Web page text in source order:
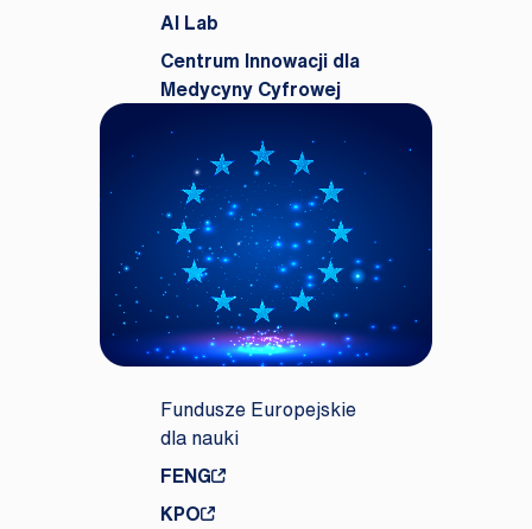
AI Lab
Centrum Innowacji dla
Medycyny Cyfrowej
Fundusze Europejskie
dla nauki
FENG
KPO